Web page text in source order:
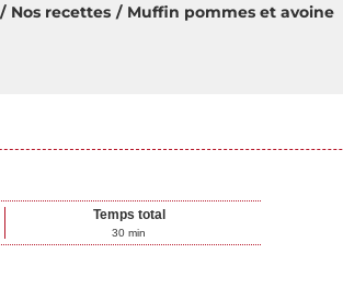
Nos recettes Muffin pommes et avoine
Temps total
30 min